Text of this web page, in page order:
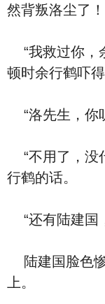
然背叛洛尘了！
“我救过你，
顿时余行鹤吓
“洛先生，你
“不用了，没
行鹤的话。
“还有陆建国
陆建国脸色
上。